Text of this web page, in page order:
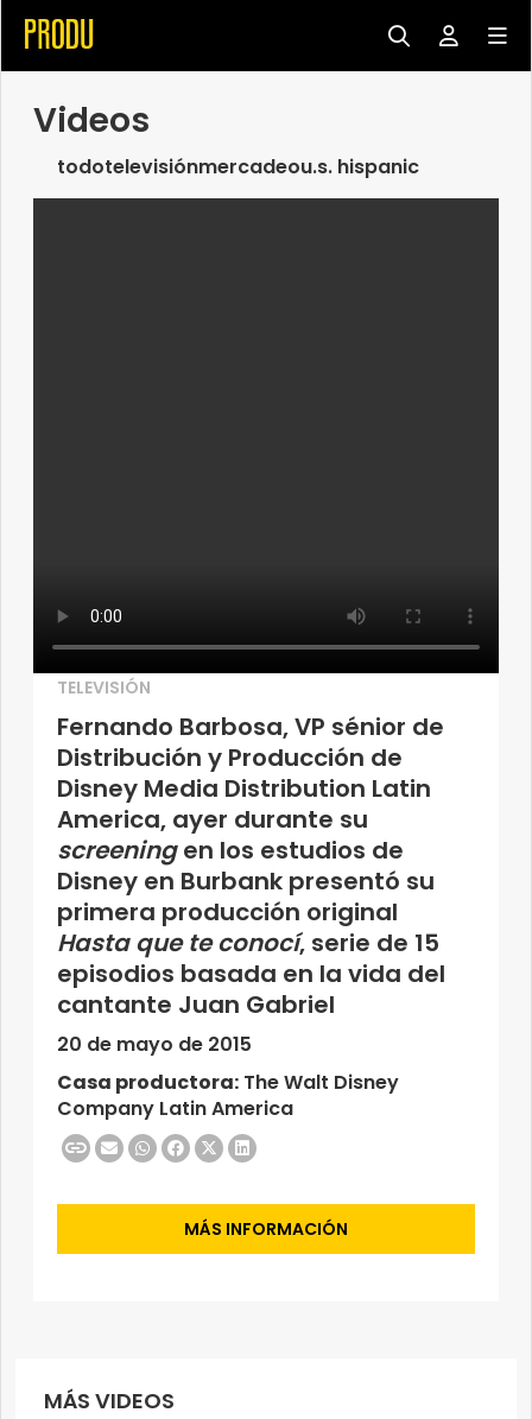
Videos
todotelevisiónmercadeou.s. hispanic
TELEVISIÓN
Fernando Barbosa, VP sénior de
Distribución y Producción de
Disney Media Distribution Latin
America, ayer durante su
screeningen los estudios de
Disney en Burbank presentó su
primera producción original
Hasta que te conocí, serie de 15
episodios basada en la vida del
cantante Juan Gabriel
20 de mayo de 2015
Casa productora: The Walt Disney
Company Latin America
MÁS INFORMACIÓN
MÁS VIDEOS